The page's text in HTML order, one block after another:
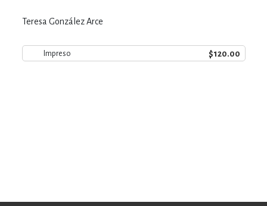
Teresa González Arce
Impreso $120.00